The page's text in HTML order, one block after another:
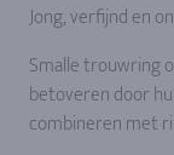
Jong, verfijnd en
Smalle trouwring
betoveren door
combineren met